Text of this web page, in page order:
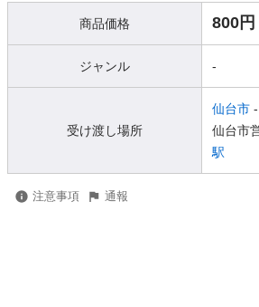
商品価格 800円
ジャンル -
受け渡し場所
仙台市
仙台市
駅
注意事項 通報